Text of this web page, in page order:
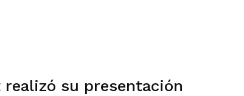
su presentación